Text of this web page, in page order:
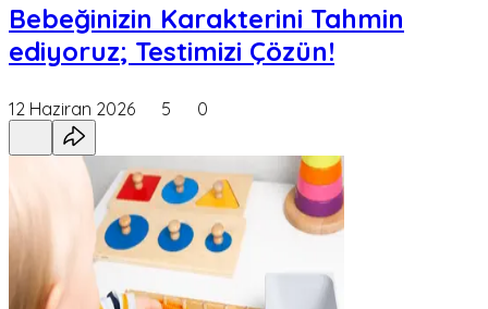
Bebeğinizin Karakterini Tahmin
ediyoruz; Testimizi Çözün!
12 Haziran 2026 5 0